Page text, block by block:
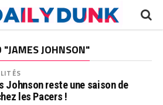
"JAMES JOHNSON"
Johnson reste une saison de
les Pacers !